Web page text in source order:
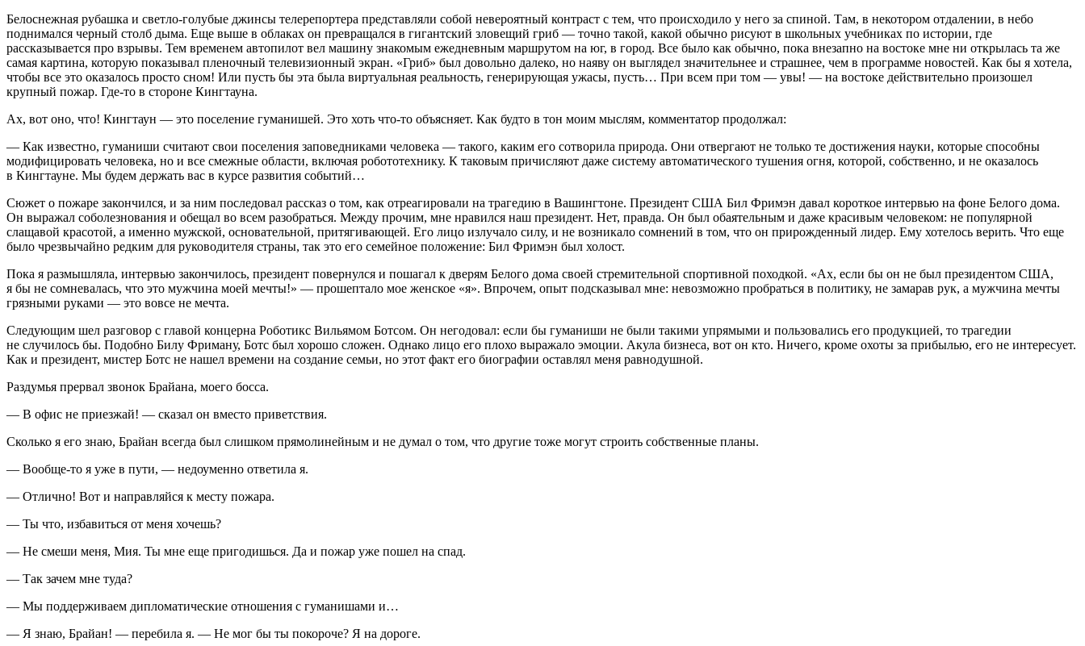
Белоснежная рубашка и светло-голубые джинсы телерепортера представляли собой невероятный контраст с тем, что происходило у него за спиной. Там, в некотором отдалении, в небо
поднимался черный столб дыма. Еще выше в облаках он превращался в гигантский зловещий гриб — точно такой, какой обычно рисуют в школьных учебниках по истории, где
рассказывается про взрывы. Тем временем автопилот вел машину знакомым ежедневным маршрутом на юг, в город. Все было как обычно, пока внезапно на востоке мне ни открылась та же
самая картина, которую показывал пленочный телевизионный экран. «Гриб» был довольно далеко, но наяву он выглядел значительнее и страшнее, чем в программе новостей. Как бы я хотела,
чтобы все это оказалось просто сном! Или пусть бы эта была виртуальная реальность, генерирующая ужасы, пусть… При всем при том — увы! — на востоке действительно произошел
крупный пожар. Где-то в стороне Кингтауна.
Ах, вот оно, что! Кингтаун — это поселение гуманишей. Это хоть что-то объясняет. Как будто в тон моим мыслям, комментатор продолжал:
— Как известно, гуманиши считают свои поселения заповедниками человека — такого, каким его сотворила природа. Они отвергают не только те достижения науки, которые способны
модифицировать человека, но и все смежные области, включая робототехнику. К таковым причисляют даже систему автоматического тушения огня, которой, собственно, и не оказалось
в Кингтауне. Мы будем держать вас в курсе развития событий…
Сюжет о пожаре закончился, и за ним последовал рассказ о том, как отреагировали на трагедию в Вашингтоне. Президент США Бил Фримэн давал короткое интервью на фоне Белого дома.
Он выражал соболезнования и обещал во всем разобраться. Между прочим, мне нравился наш президент. Нет, правда. Он был обаятельным и даже красивым человеком: не популярной
слащавой красотой, а именно мужской, основательной, притягивающей. Его лицо излучало силу, и не возникало сомнений в том, что он прирожденный лидер. Ему хотелось верить. Что еще
было чрезвычайно редким для руководителя страны, так это его семейное положение: Бил Фримэн был холост.
Пока я размышляла, интервью закончилось, президент повернулся и пошагал к дверям Белого дома своей стремительной спортивной походкой. «Ах, если бы он не был президентом США,
я бы не сомневалась, что это мужчина моей мечты!» — прошептало мое женское «я». Впрочем, опыт подсказывал мне: невозможно пробраться в политику, не замарав рук, а мужчина мечты
грязными руками — это вовсе не мечта.
Следующим шел разговор с главой концерна Роботикс Вильямом Ботсом. Он негодовал: если бы гуманиши не были такими упрямыми и пользовались его продукцией, то трагедии
не случилось бы. Подобно Билу Фриману, Ботс был хорошо сложен. Однако лицо его плохо выражало эмоции. Акула бизнеса, вот он кто. Ничего, кроме охоты за прибылью, его не интересует.
Как и президент, мистер Ботс не нашел времени на создание семьи, но этот факт его биографии оставлял меня равнодушной.
Раздумья прервал звонок Брайана, моего босса.
— В офис не приезжай! — сказал он вместо приветствия.
Сколько я его знаю, Брайан всегда был слишком прямолинейным и не думал о том, что другие тоже могут строить собственные планы.
— Вообще-то я уже в пути, — недоуменно ответила я.
— Отлично! Вот и направляйся к месту пожара.
— Ты что, избавиться от меня хочешь?
— Не смеши меня, Мия. Ты мне еще пригодишься. Да и пожар уже пошел на спад.
— Так зачем мне туда?
— Мы поддерживаем дипломатические отношения с гуманишами и…
— Я знаю, Брайан! — перебила я. — Не мог бы ты покороче? Я на дороге.